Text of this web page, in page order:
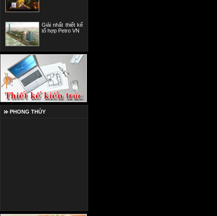
Giải nhất thiết kế
tổ hợp Petro VN
PHONG THỦY